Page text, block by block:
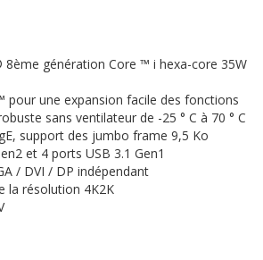
8ème génération Core ™ i hexa-core 35W
pour une expansion facile des fonctions
sans ventilateur de -25 ° C à 70 ° C
support des jumbo frame 9,5 Ko
et 4 ports USB 3.1 Gen1
/ DVI / DP indépendant
la résolution 4K2K